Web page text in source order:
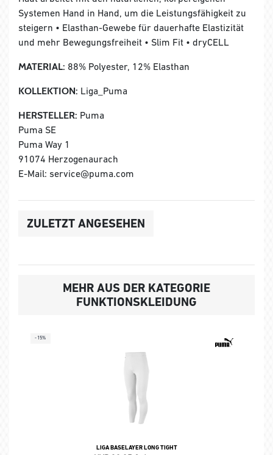
Systemen Hand in Hand, um die Leistungsfähigkeit zu
steigern • Elasthan-Gewebe für dauerhafte Elastizität
und mehr Bewegungsfreiheit • Slim Fit • dryCELL
MATERIAL: 88% Polyester, 12% Elasthan
KOLLEKTION: Liga_Puma
HERSTELLER: Puma
Puma SE
Puma Way 1
91074 Herzogenaurach
E-Mail: service@puma.com
ZULETZT ANGESEHEN
MEHR AUS DER KATEGORIE
FUNKTIONSKLEIDUNG
-15%
LIGA BASELAYER LONG TIGHT